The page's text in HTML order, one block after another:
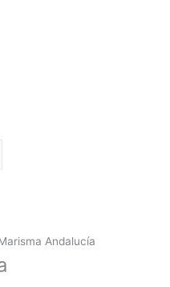
Andalucía